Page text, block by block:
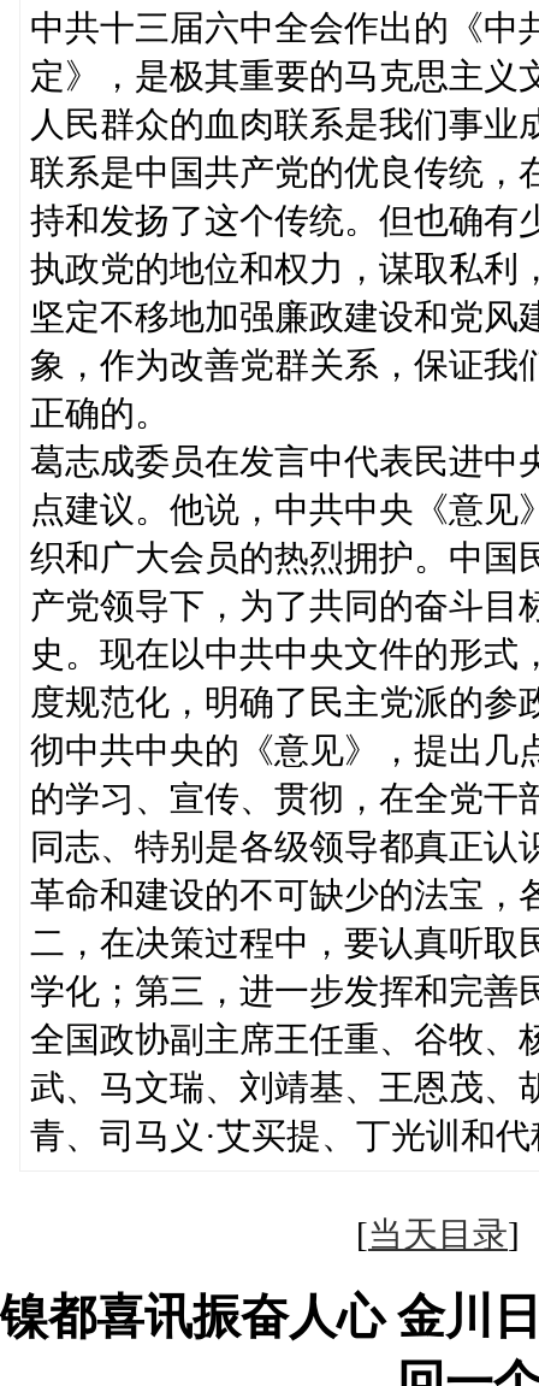
中共十三届六中全会作出的《中
定》，是极其重要的马克思主义
人民群众的血肉联系是我们事
联系是中国共产党的优良传统，
持和发扬了这个传统。但也确有
执政党的地位和权力，谋取私利
坚定不移地加强廉政建设和党风
象，作为改善党群关系，保证我
正确的。
葛志成委员在发言中代表民进中
点建议。他说，中共中央《意
织和广大会员的热烈拥护。中国
产党领导下，为了共同的奋斗目
史。现在以中共中央文件的形
度规范化，明确了民主党派的参
彻中共中央的《意见》，提出几
的学习、宣传、贯彻，在全党干
同志、特别是各级领导都真正
革命和建设的不可缺少的法宝，
二，在决策过程中，要认真听取
学化；第三，进一步发挥和完善
全国政协副主席王任重、谷牧、
武、马文瑞、刘靖基、王恩茂、
青、司马义·艾买提、丁光训和
[当天目录
镍都喜讯振奋人心 金川